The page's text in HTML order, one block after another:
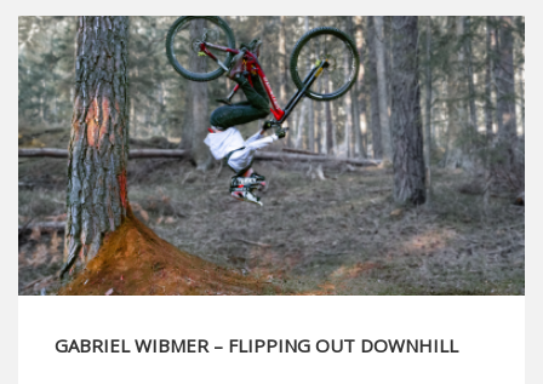
GABRIEL WIBMER – FLIPPING OUT DOWNHILL